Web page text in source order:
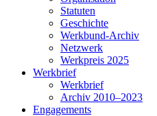
Statuten
Geschichte
Werkbund-Archiv
Netzwerk
Werkpreis 2025
Werkbrief
Werkbrief
Archiv 2010–2023
Engagements